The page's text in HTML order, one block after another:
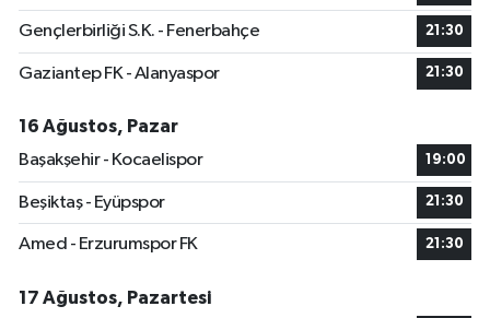
Gençlerbirliği S.K. - Fenerbahçe 21:30
Gaziantep FK - Alanyaspor 21:30
16 Ağustos, Pazar
Başakşehir - Kocaelispor
19:00
Beşiktaş - Eyüpspor 21:30
Amed - Erzurumspor FK 21:30
17 Ağustos, Pazartesi